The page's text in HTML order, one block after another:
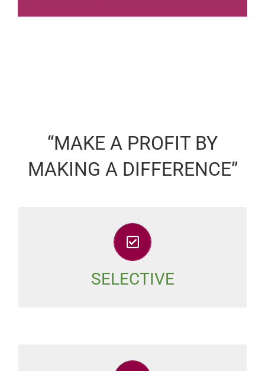
“MAKE A PROFIT BY
MAKING A DIFFERENCE”
SELECTIVE
De eerste straten van het bewezen
woonproject zijn reeds bewoond door
tevreden Braziliaanse families.
Vanaf €5.000 kunt u meeprofiteren van